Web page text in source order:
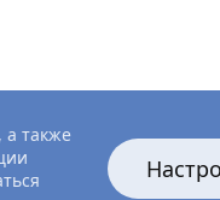
а также